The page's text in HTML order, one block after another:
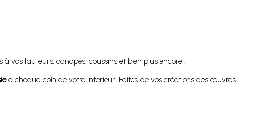
vos fauteuils, canapés, coussins et bien plus encore !
à chaque coin de votre intérieur. Faites de vos créations des œuvres